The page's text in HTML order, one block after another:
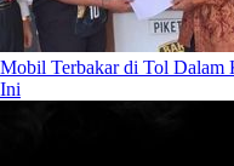
Mobil Terbakar di Tol Dalam
Ini